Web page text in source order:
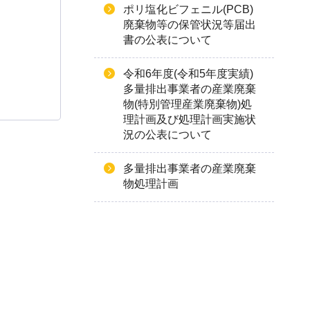
ポリ塩化ビフェニル(PCB)
廃棄物等の保管状況等届出
書の公表について
令和6年度(令和5年度実績)
多量排出事業者の産業廃棄
物(特別管理産業廃棄物)処
理計画及び処理計画実施状
況の公表について
多量排出事業者の産業廃棄
物処理計画